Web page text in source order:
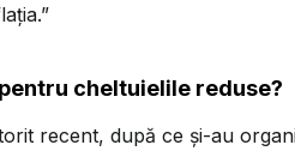
cheltuielile reduse?
recent, după ce și-au